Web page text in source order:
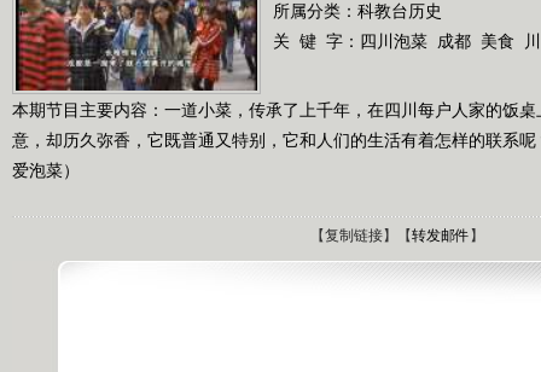
所属分类：科教台历史
关 键 字： 四川泡菜 成都 美食
本期节目主要内容：一道小菜，传承了上千年，在四川每户人家的饭
意，却历久弥香，它既普通又特别，它和人们的生活有着怎样的联系
爱泡菜）
【复制链接】【转发邮件 】